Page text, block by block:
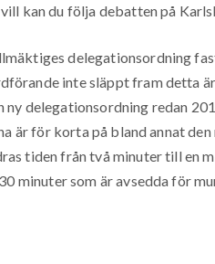
kan du följa debatten på
delegationsordning
inte släppt fram detta
ny delegationsordning redan
är för korta på bland annat
tiden från två minuter till en
minuter som är avsedda för